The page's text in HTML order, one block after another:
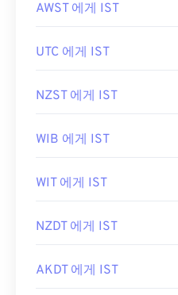
AWST 에게 IST
UTC 에게 IST
NZST 에게 IST
WIB 에게 IST
WIT 에게 IST
NZDT 에게 IST
AKDT 에게 IST